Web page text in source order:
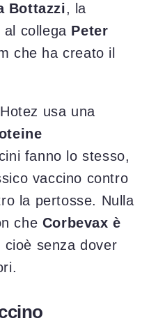
Bottazzi, la
collega Peter
che ha creato il
usa una
fanno lo stesso,
vaccino contro
la pertosse. Nulla
che Corbevax è
cioè senza dover